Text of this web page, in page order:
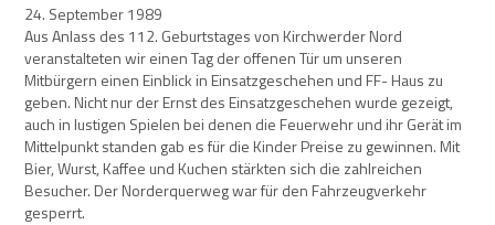
24. September 1989
Aus Anlass des 112. Geburtstages von Kirchwerder Nord
veranstalteten wir einen Tag der offenen Tür um unseren
Mitbürgern einen Einblick in Einsatzgeschehen und FF- Haus zu
geben. Nicht nur der Ernst des Einsatzgeschehen wurde gezeigt,
auch in lustigen Spielen bei denen die Feuerwehr und ihr Gerät im
Mittelpunkt standen gab es für die Kinder Preise zu gewinnen. Mit
Bier, Wurst, Kaffee und Kuchen stärkten sich die zahlreichen
Besucher. Der Norderquerweg war für den Fahrzeugverkehr
gesperrt.